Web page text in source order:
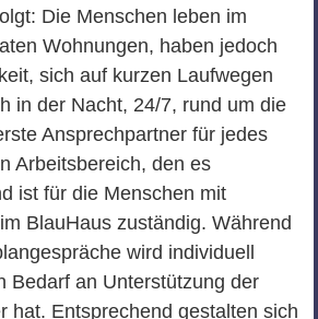
Die Menschen leben im
Wohnungen, haben jedoch
sich auf kurzen Laufwegen
in der Nacht, 24/7, rund um die
Ansprechpartner für jedes
Arbeitsbereich, den es
ist für die Menschen mit
BlauHaus zuständig. Während
wird individuell
Bedarf an Unterstützung der
hat. Entsprechend gestalten sich